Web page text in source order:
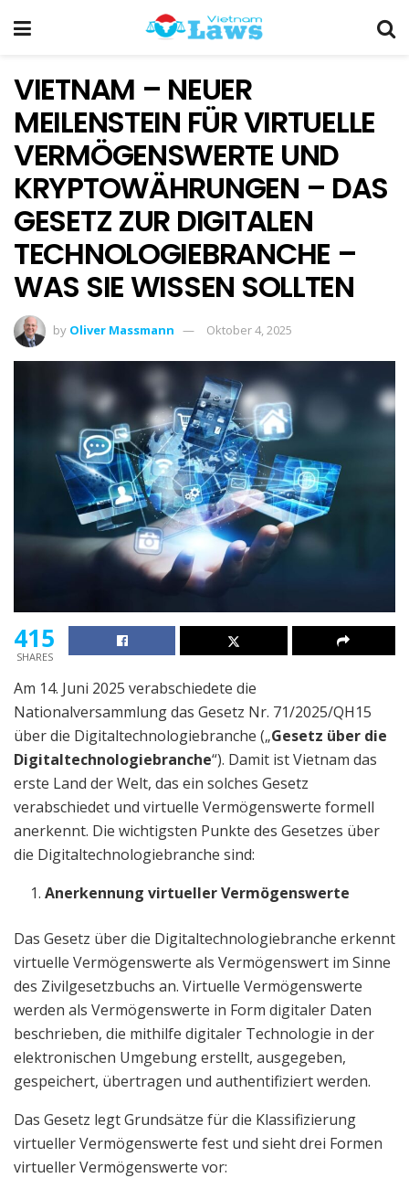
VIETNAM – NEUER
MEILENSTEIN FÜR VIRTUELLE
VERMÖGENSWERTE UND
KRYPTOWÄHRUNGEN – DAS
GESETZ ZUR DIGITALEN
TECHNOLOGIEBRANCHE –
WAS SIE WISSEN SOLLTEN
by Oliver Massmann Oktober 4, 2025
415
SHARES
Am 14. Juni 2025 verabschiedete die
Nationalversammlung das Gesetz Nr. 71/2025/QH15
über die Digitaltechnologiebranche („Gesetz über die
Digitaltechnologiebranche“). Damit ist Vietnam das
erste Land der Welt, das ein solches Gesetz
verabschiedet und virtuelle Vermögenswerte formell
anerkennt. Die wichtigsten Punkte des Gesetzes über
die Digitaltechnologiebranche sind:
Anerkennung virtueller Vermögenswerte
Das Gesetz über die Digitaltechnologiebranche erkennt
virtuelle Vermögenswerte als Vermögenswert im Sinne
des Zivilgesetzbuchs an. Virtuelle Vermögenswerte
werden als Vermögenswerte in Form digitaler Daten
beschrieben, die mithilfe digitaler Technologie in der
elektronischen Umgebung erstellt, ausgegeben,
gespeichert, übertragen und authentifiziert werden.
Das Gesetz legt Grundsätze für die Klassifizierung
virtueller Vermögenswerte fest und sieht drei Formen
virtueller Vermögenswerte vor: